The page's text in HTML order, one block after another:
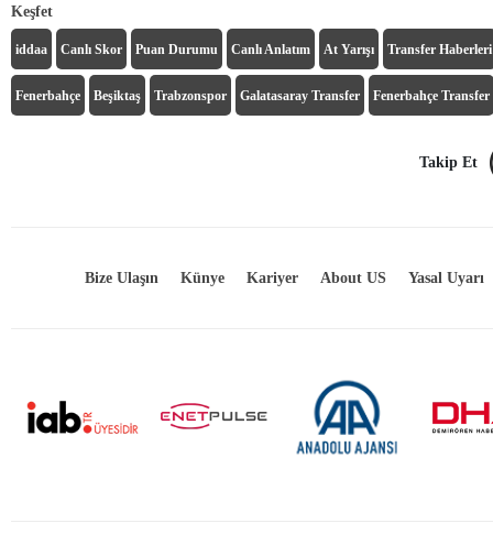
Keşfet
iddaa Canlı Skor Puan Durumu Canlı Anlatım At Yarışı Transfer Haberleri
Fenerbahçe Beşiktaş Trabzonspor Galatasaray Transfer Fenerbahçe Transfer
Takip Et
Bize Ulaşın Künye Kariyer About US Yasal Uyarı